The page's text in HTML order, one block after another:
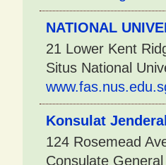
NATIONAL
21 Lower Kent
Situs National
Konsulat
124 Rosemead
Consulate